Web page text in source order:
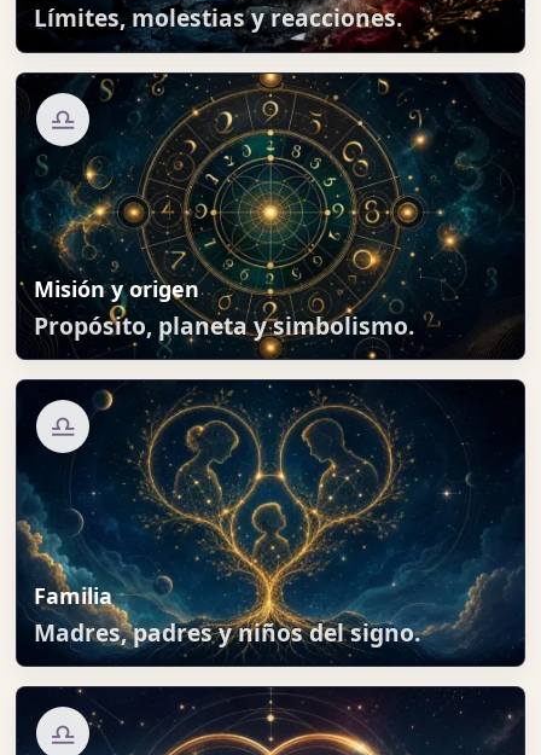
Límites, molestias y reacciones.
♎
Misión y origen
Propósito, planeta y simbolismo.
♎
Familia
Madres, padres y niños del signo.
♎